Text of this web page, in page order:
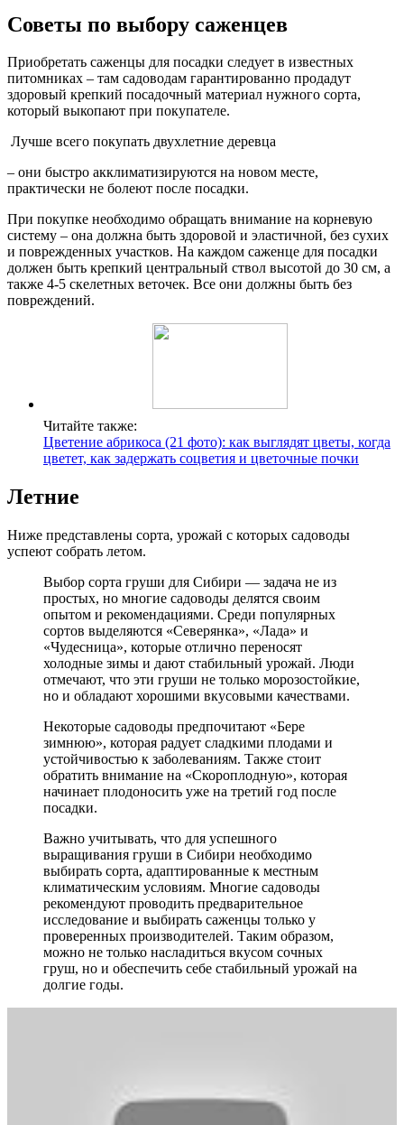
Советы по выбору саженцев
Приобретать саженцы для посадки следует в известных
питомниках – там садоводам гарантированно продадут
здоровый крепкий посадочный материал нужного сорта,
который выкопают при покупателе.
Лучше всего покупать двухлетние деревца
– они быстро акклиматизируются на новом месте,
практически не болеют после посадки.
При покупке необходимо обращать внимание на корневую
систему – она должна быть здоровой и эластичной, без сухих
и поврежденных участков. На каждом саженце для посадки
должен быть крепкий центральный ствол высотой до 30 см, а
также 4-5 скелетных веточек. Все они должны быть без
повреждений.
Читайте также:
Цветение абрикоса (21 фото): как выглядят цветы, когда
цветет, как задержать соцветия и цветочные почки
Летние
Ниже представлены сорта, урожай с которых садоводы
успеют собрать летом.
Выбор сорта груши для Сибири — задача не из
простых, но многие садоводы делятся своим
опытом и рекомендациями. Среди популярных
сортов выделяются «Северянка», «Лада» и
«Чудесница», которые отлично переносят
холодные зимы и дают стабильный урожай. Люди
отмечают, что эти груши не только морозостойкие,
но и обладают хорошими вкусовыми качествами.
Некоторые садоводы предпочитают «Бере
зимнюю», которая радует сладкими плодами и
устойчивостью к заболеваниям. Также стоит
обратить внимание на «Скороплодную», которая
начинает плодоносить уже на третий год после
посадки.
Важно учитывать, что для успешного
выращивания груши в Сибири необходимо
выбирать сорта, адаптированные к местным
климатическим условиям. Многие садоводы
рекомендуют проводить предварительное
исследование и выбирать саженцы только у
проверенных производителей. Таким образом,
можно не только насладиться вкусом сочных
груш, но и обеспечить себе стабильный урожай на
долгие годы.